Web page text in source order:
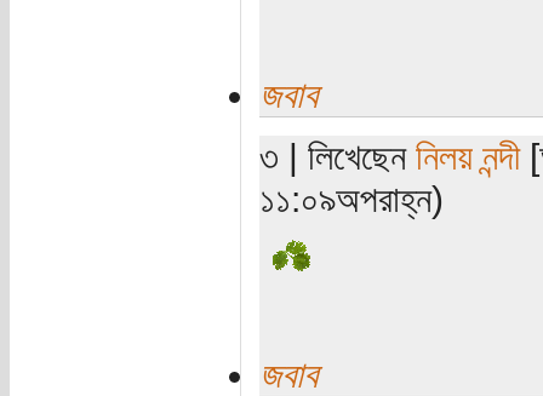
জবাব
৩ | লিখেছেন নিলয় নন্দী
১১:০৯অপরাহ্ন)
জবাব